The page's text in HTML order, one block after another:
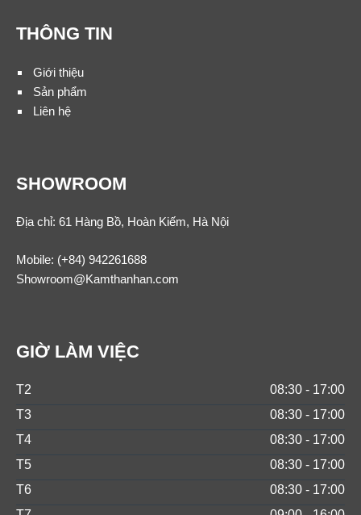
THÔNG TIN
Giới thiệu
Sản phẩm
Liên hệ
SHOWROOM
Địa chỉ: 61 Hàng Bồ, Hoàn Kiếm, Hà Nội
Mobile: (+84) 942261688
Showroom@Kamthanhan.com
GIỜ LÀM VIỆC
T2
08:30 - 17:00
T3
08:30 - 17:00
T4
08:30 - 17:00
T5
08:30 - 17:00
T6
08:30 - 17:00